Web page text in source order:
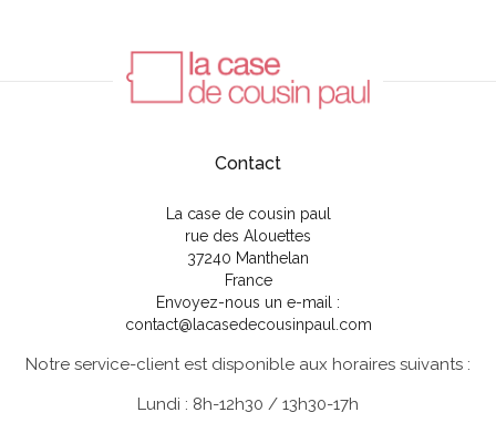
Contact
La case de cousin paul
rue des Alouettes
37240 Manthelan
France
Envoyez-nous un e-mail :
contact@lacasedecousinpaul.com
Notre service-client est disponible aux horaires suivants :
Lundi : 8h-12h30 / 13h30-17h